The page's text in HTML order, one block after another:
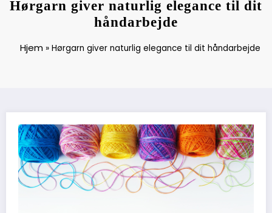
Hørgarn giver naturlig elegance til dit
håndarbejde
Hjem» Hørgarn giver naturlig elegance til dit håndarbejde